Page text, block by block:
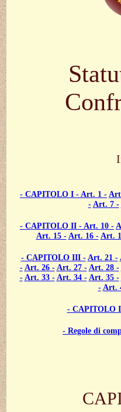
- CAPITOLO I - Art. 1 -
- Art. 7 -
- CAPITOLO II - Art. 10 -
Art. 15 - Art. 16 - Art.
- CAPITOLO III - Art. 21 -
- Art. 26 - Art. 27 - Art. 28 -
- Art. 33 - Art. 34 - Art. 35 -
- Art.
- CAPITOLO
- Regole di